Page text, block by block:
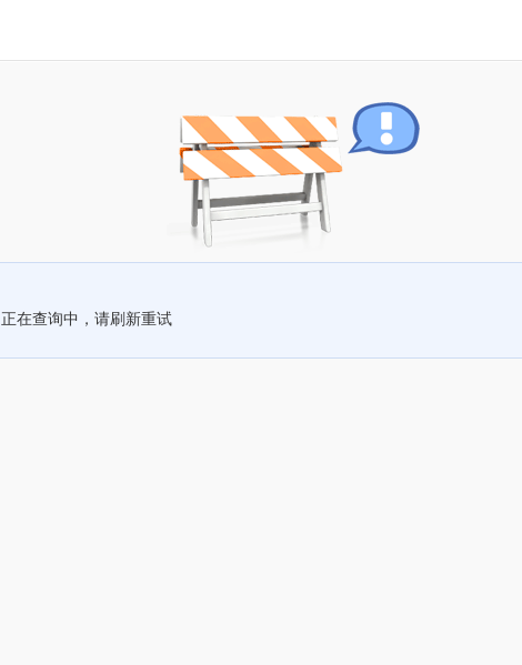
正在查询中，请刷新重试